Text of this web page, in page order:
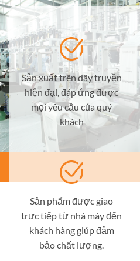
Sản xuất trên dây truyền
hiện đại, đáp ứng được
mọi yêu cầu của quý
khách
Sản phẩm được giao
trực tiếp từ nhà máy đến
khách hàng giúp đảm
bảo chất lượng.